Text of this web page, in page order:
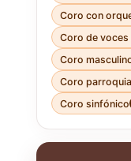
Coro con
Coro de voces
Coro
Coro
Coro sinfónico